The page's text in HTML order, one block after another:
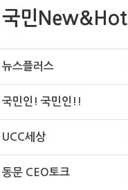
연혁
국민New&Hot
뉴스플러스
국민인! 국민인!!
UCC세상
동문 CEO토크